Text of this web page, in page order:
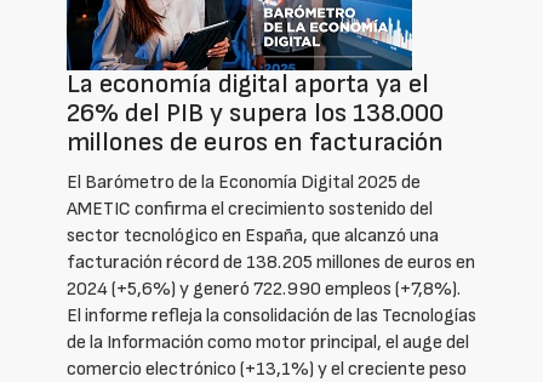
La economía digital aporta ya el
26% del PIB y supera los 138.000
millones de euros en facturación
El Barómetro de la Economía Digital 2025 de
AMETIC confirma el crecimiento sostenido del
sector tecnológico en España, que alcanzó una
facturación récord de 138.205 millones de euros en
2024 (+5,6%) y generó 722.990 empleos (+7,8%).
El informe refleja la consolidación de las Tecnologías
de la Información como motor principal, el auge del
comercio electrónico (+13,1%) y el creciente peso